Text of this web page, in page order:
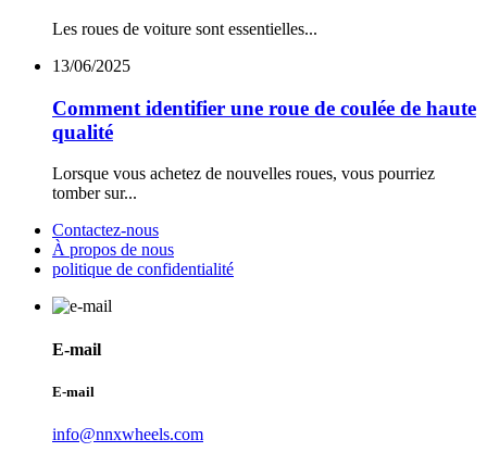
Les roues de voiture sont essentielles...
13/06/2025
Comment identifier une roue de coulée de haute
qualité
Lorsque vous achetez de nouvelles roues, vous pourriez
tomber sur...
Contactez-nous
À propos de nous
politique de confidentialité
E-mail
E-mail
info@nnxwheels.com